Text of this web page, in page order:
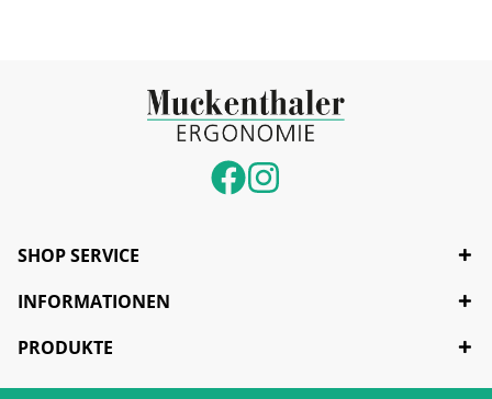
SHOP SERVICE
INFORMATIONEN
PRODUKTE